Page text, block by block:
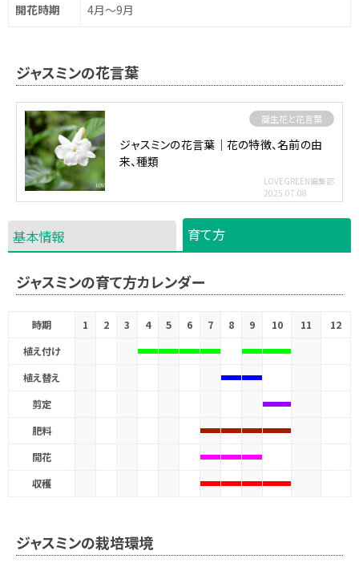
開花時期 4月～9月
ジャスミンの花言葉
誕生花と花言葉
ジャスミンの花言葉｜花の特徴、名前の由
来、種類
LOVEGREEN編集部
2025.07.08
基本情報 育て方
ジャスミンの育て方カレンダー
時期 1 2 3 4 5 6 7 8 9 10 11
12
植え付け
植え替え
剪定
肥料
開花
収穫
ジャスミンの栽培環境